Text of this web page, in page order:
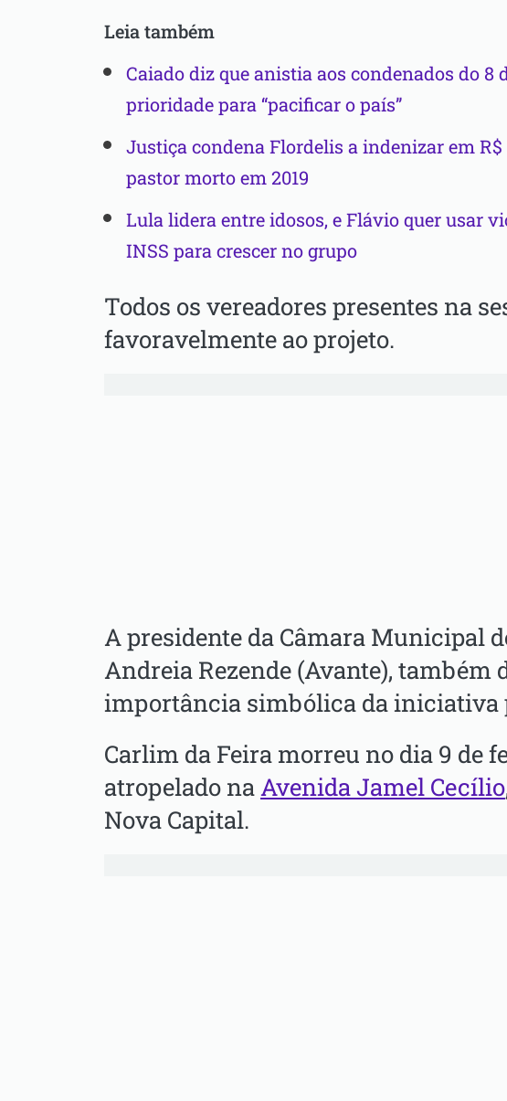
Leia também
Caiado diz que anistia aos condenados do 8
prioridade para “pacificar o país”
Justiça condena Flordelis a indenizar em
pastor morto em 2019
Lula lidera entre idosos, e Flávio quer usar
INSS para crescer no grupo
Todos os vereadores presentes na
favoravelmente ao projeto.
A presidente da Câmara Municipal
Andreia Rezende (Avante), também
importância simbólica da iniciativa
Carlim da Feira morreu no dia 9 de
atropelado naAvenida Jamel Cecílio
Nova Capital.